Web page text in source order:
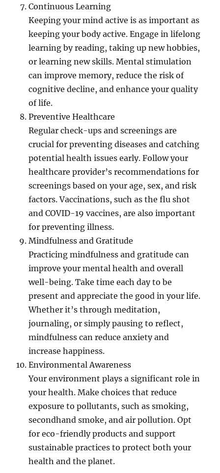
Continuous Learning
Keeping your mind active is as important as
keeping your body active. Engage in lifelong
learning by reading, taking up new hobbies,
or learning new skills. Mental stimulation
can improve memory, reduce the risk of
cognitive decline, and enhance your quality
of life.
Preventive Healthcare
Regular check-ups and screenings are
crucial for preventing diseases and catching
potential health issues early. Follow your
healthcare provider’s recommendations for
screenings based on your age, sex, and risk
factors. Vaccinations, such as the flu shot
and COVID-19 vaccines, are also important
for preventing illness.
Mindfulness and Gratitude
Practicing mindfulness and gratitude can
improve your mental health and overall
well-being. Take time each day to be
present and appreciate the good in your life.
Whether it’s through meditation,
journaling, or simply pausing to reflect,
mindfulness can reduce anxiety and
increase happiness.
Environmental Awareness
Your environment plays a significant role in
your health. Make choices that reduce
exposure to pollutants, such as smoking,
secondhand smoke, and air pollution. Opt
for eco-friendly products and support
sustainable practices to protect both your
health and the planet.